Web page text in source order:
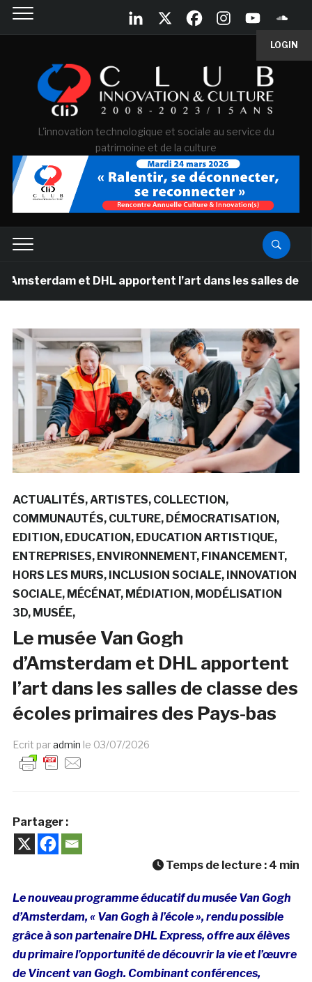
LOGIN
L'innovation technologique et sociale au service du
patrimoine et de la culture
et DHL apportent l’art dans les salles de classe
ACTUALITÉS ARTISTES COLLECTION
COMMUNAUTÉS CULTURE DÉMOCRATISATION
EDITION EDUCATION EDUCATION ARTISTIQUE
ENTREPRISES ENVIRONNEMENT FINANCEMENT
HORS LES MURS INCLUSION SOCIALE INNOVATION
SOCIALE MÉCÉNAT MÉDIATION MODÉLISATION
3D MUSÉE
Le musée Van Gogh
d’Amsterdam et DHL apportent
l’art dans les salles de classe des
écoles primaires des Pays-bas
Ecrit paradmin le 03/07/2026
Partager :
Temps de lecture : 4 min
Le nouveau programme éducatif du musée Van Gogh
d’Amsterdam, «Van Gogh à l’école», rendu possible
grâce à son partenaire DHL Express, offre aux élèves
du primaire l’opportunité de découvrir la vie et l’œuvre
de Vincent van Gogh. Combinant conférences,